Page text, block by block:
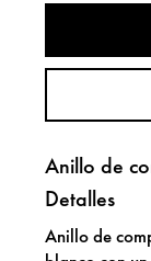
Anillo de
Detalles
Anillo de